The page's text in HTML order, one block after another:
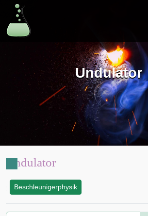
Undulator
Undulator
Beschleunigerphysik